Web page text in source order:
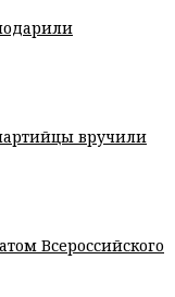
вручили
Всероссийского